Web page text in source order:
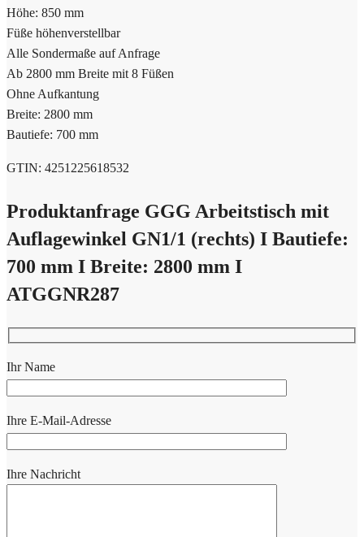
Höhe: 850 mm
Füße höhenverstellbar
Alle Sondermaße auf Anfrage
Ab 2800 mm Breite mit 8 Füßen
Ohne Aufkantung
Breite: 2800 mm
Bautiefe: 700 mm
GTIN: 4251225618532
Produktanfrage GGG Arbeitstisch mit
Auflagewinkel GN1/1 (rechts) I Bautiefe:
700 mm I Breite: 2800 mm I
ATGGNR287
Ihr Name
Ihre E-Mail-Adresse
Ihre Nachricht